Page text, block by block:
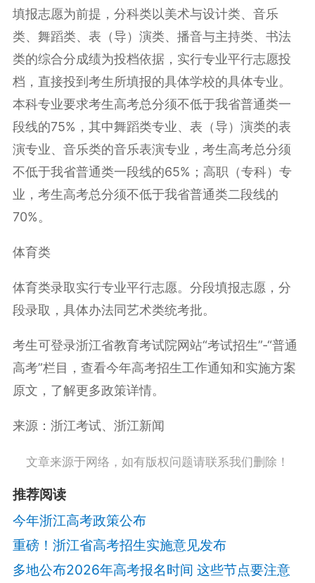
填报志愿为前提，分科类以美术与设计类、音乐
类、舞蹈类、表（导）演类、播音与主持类、书法
类的综合分成绩为投档依据，实行专业平行志愿投
档，直接投到考生所填报的具体学校的具体专业。
本科专业要求考生高考总分须不低于我省普通类一
段线的75%，其中舞蹈类专业、表（导）演类的表
演专业、音乐类的音乐表演专业，考生高考总分须
不低于我省普通类一段线的65%；高职（专科）专
业，考生高考总分须不低于我省普通类二段线的
70%。
体育类
体育类录取实行专业平行志愿。分段填报志愿，分
段录取，具体办法同艺术类统考批。
考生可登录浙江省教育考试院网站“考试招生”-“普通
高考”栏目，查看今年高考招生工作通知和实施方案
原文，了解更多政策详情。
来源：浙江考试、浙江新闻
文章来源于网络，如有版权问题请联系我们删除！
推荐阅读
今年浙江高考政策公布
重磅！浙江省高考招生实施意见发布
多地公布2026年高考报名时间 这些节点要注意